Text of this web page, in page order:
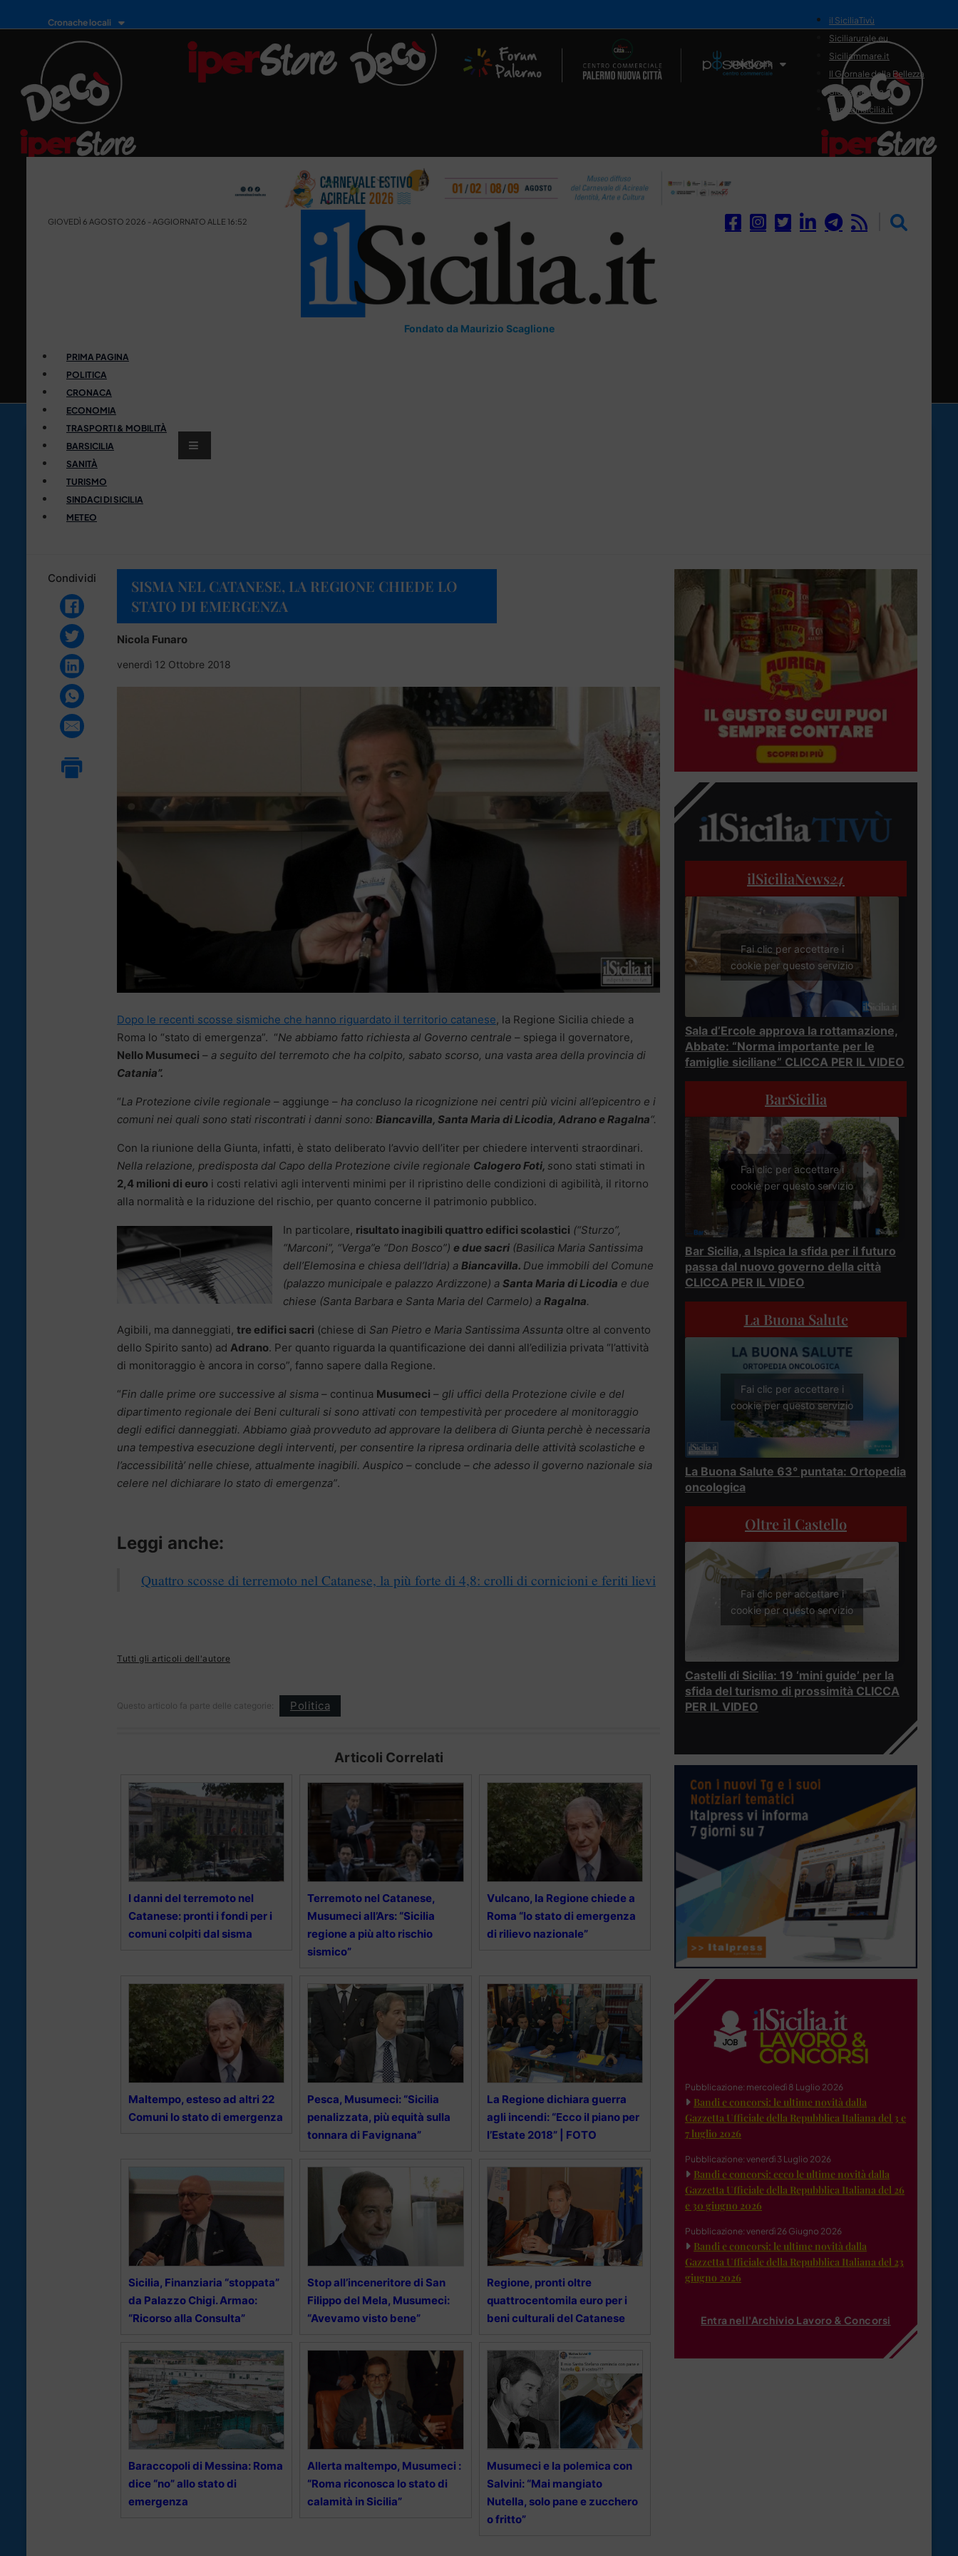
Cronache locali
Il Network
il SiciliaTivù
Siciliarurale.eu
Siciliammare.it
Il Giornale della Bellezza
Siciliamedica.it
Sanitainsicilia.it
GIOVEDÌ 6 AGOSTO 2026 - AGGIORNATO ALLE 16:52
Fondato da Maurizio Scaglione
PRIMA PAGINA
POLITICA
CRONACA
ECONOMIA
TRASPORTI & MOBILITÀ
BARSICILIA
SANITÀ
TURISMO
SINDACI DI SICILIA
METEO
Condividi
SISMA NEL CATANESE, LA REGIONE CHIEDE LO
STATO DI EMERGENZA
Nicola Funaro
venerdì 12 Ottobre 2018
Dopo le recenti scosse sismiche che hanno riguardato il territorio catanese, la Regione Sicilia chiede a
Roma lo “stato di emergenza”. “Ne abbiamo fatto richiesta al Governo centrale – spiega il governatore,
Nello Musumeci – a seguito del terremoto che ha colpito, sabato scorso, una vasta area della provincia di
Catania”.
“La Protezione civile regionale – aggiunge – ha concluso la ricognizione nei centri più vicini all’epicentro e i
comuni nei quali sono stati riscontrati i danni sono: Biancavilla, Santa Maria di Licodia, Adrano e Ragalna“.
Con la riunione della Giunta, infatti, è stato deliberato l’avvio dell’iter per chiedere interventi straordinari.
Nella relazione, predisposta dal Capo della Protezione civile regionale Calogero Foti, sono stati stimati in
2,4 milioni di euro i costi relativi agli interventi minimi per il ripristino delle condizioni di agibilità, il ritorno
alla normalità e la riduzione del rischio, per quanto concerne il patrimonio pubblico.
In particolare, risultato inagibili quattro edifici scolastici (“Sturzo”,
“Marconi”, “Verga”e “Don Bosco”) e due sacri (Basilica Maria Santissima
dell’Elemosina e chiesa dell’Idria) a Biancavilla. Due immobili del Comune
(palazzo municipale e palazzo Ardizzone) a Santa Maria di Licodia e due
chiese (Santa Barbara e Santa Maria del Carmelo) a Ragalna.
Agibili, ma danneggiati, tre edifici sacri (chiese di San Pietro e Maria Santissima Assunta oltre al convento
dello Spirito santo) ad Adrano. Per quanto riguarda la quantificazione dei danni all’edilizia privata “l’attività
di monitoraggio è ancora in corso”, fanno sapere dalla Regione.
“Fin dalle prime ore successive al sisma – continua Musumeci – gli uffici della Protezione civile e del
dipartimento regionale dei Beni culturali si sono attivati con tempestività per procedere al monitoraggio
degli edifici danneggiati. Abbiamo giaà provveduto ad approvare la delibera di Giunta perchè è necessaria
una tempestiva esecuzione degli interventi, per consentire la ripresa ordinaria delle attività scolastiche e
l’accessibilità’ nelle chiese, attualmente inagibili. Auspico – conclude – che adesso il governo nazionale sia
celere nel dichiarare lo stato di emergenza”.
Leggi anche:
Quattro scosse di terremoto nel Catanese, la più forte di 4,8: crolli di cornicioni e feriti lievi
Tutti gli articoli dell'autore
Questo articolo fa parte delle categorie: Politica
Articoli Correlati
I danni del terremoto nel
Catanese: pronti i fondi per i
comuni colpiti dal sisma
Terremoto nel Catanese,
Musumeci all’Ars: “Sicilia
regione a più alto rischio
sismico”
Vulcano, la Regione chiede a
Roma “lo stato di emergenza
di rilievo nazionale”
Maltempo, esteso ad altri 22
Comuni lo stato di emergenza
Pesca, Musumeci: “Sicilia
penalizzata, più equità sulla
tonnara di Favignana”
La Regione dichiara guerra
agli incendi: “Ecco il piano per
l’Estate 2018” | FOTO
Sicilia, Finanziaria “stoppata”
da Palazzo Chigi. Armao:
“Ricorso alla Consulta”
Stop all’inceneritore di San
Filippo del Mela, Musumeci:
“Avevamo visto bene”
Regione, pronti oltre
quattrocentomila euro per i
beni culturali del Catanese
Baraccopoli di Messina: Roma
dice “no” allo stato di
emergenza
Allerta maltempo, Musumeci :
“Roma riconosca lo stato di
calamità in Sicilia”
Musumeci e la polemica con
Salvini: “Mai mangiato
Nutella, solo pane e zucchero
o fritto”
ilSiciliaNews24
Fai clic per accettare i
cookie per questo servizio
Sala d’Ercole approva la rottamazione,
Abbate: “Norma importante per le
famiglie siciliane” CLICCA PER IL VIDEO
BarSicilia
Fai clic per accettare i
cookie per questo servizio
Bar Sicilia, a Ispica la sfida per il futuro
passa dal nuovo governo della città
CLICCA PER IL VIDEO
La Buona Salute
Fai clic per accettare i
cookie per questo servizio
La Buona Salute 63° puntata: Ortopedia
oncologica
Oltre il Castello
Fai clic per accettare i
cookie per questo servizio
Castelli di Sicilia: 19 ‘mini guide’ per la
sfida del turismo di prossimità CLICCA
PER IL VIDEO
Pubblicazione: mercoledì 8 Luglio 2026
Bandi e concorsi: le ultime novità dalla
Gazzetta Ufficiale della Repubblica Italiana del 3 e
7 luglio 2026
Pubblicazione: venerdì 3 Luglio 2026
Bandi e concorsi: ecco le ultime novità dalla
Gazzetta Ufficiale della Repubblica Italiana del 26
e 30 giugno 2026
Pubblicazione: venerdì 26 Giugno 2026
Bandi e concorsi: le ultime novità dalla
Gazzetta Ufficiale della Repubblica Italiana del 23
giugno 2026
Entra nell'Archivio Lavoro & Concorsi